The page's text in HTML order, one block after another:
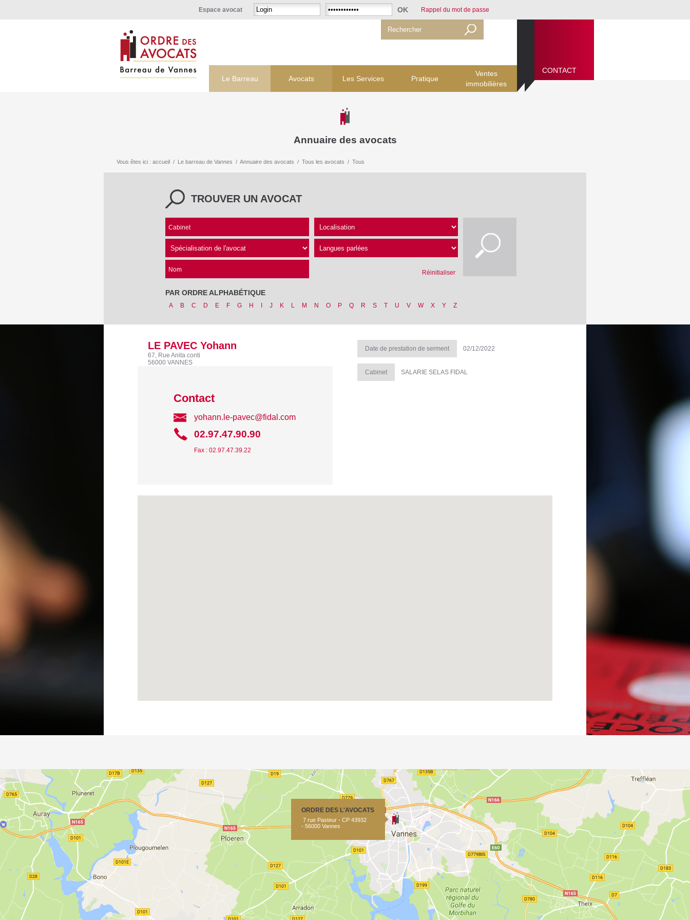
CONTACT
Espace avocat Rappel du mot de passe
Le Barreau Avocats Les Services Pratique
Ventes
immobilières
CONTACT
Vous êtes ici : accueil / Le barreau de Vannes / Annuaire des avocats / Tous les avocats / Tous
TROUVER UN AVOCAT
Cabinet
Nom Réinitialiser
PAR ORDRE ALPHABÉTIQUE
A B C D E F G H J K L M N O P Q R S T U V W X Y Z
Annuaire des avocats
LE PAVEC Yohann
67, Rue Anita conti
56000 VANNES
Contact
yohann.le-pavec@fidal.com
02.97.47.90.90
Fax : 02.97.47.39.22
Date de prestation de serment 02/12/2022
Cabinet SALARIE SELAS FIDAL
ORDRE DES L'AVOCATS
7 rue Pasteur - CP 43932
- 56000 Vannes